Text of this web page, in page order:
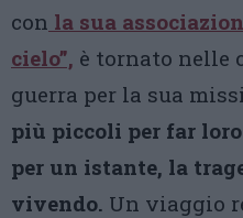
con la sua
cielo”, è tornato nelle
guerra per la sua
più piccoli per far
per un istante, la
vivendo. Un viaggio